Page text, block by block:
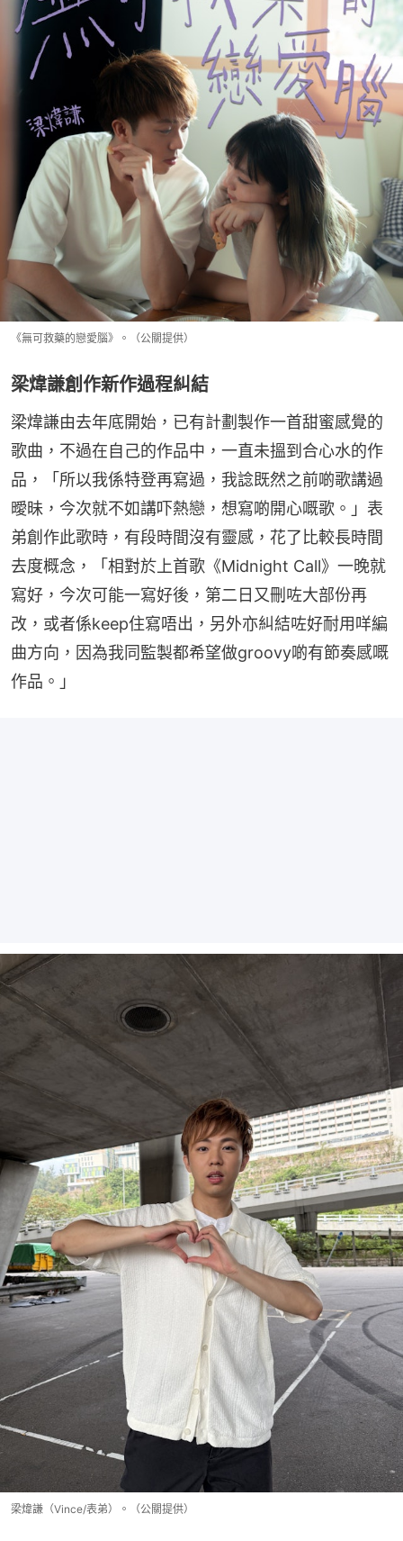
《無可救藥的戀愛腦》。（公關提供）
梁煒謙創作新作過程糾結
梁煒謙由去年底開始，已有計劃製作一首甜蜜感覺的
歌曲，不過在自己的作品中，一直未搵到合心水的作
品，「所以我係特登再寫過，我諗既然之前啲歌講過
曖昧，今次就不如講吓熱戀，想寫啲開心嘅歌。」表
弟創作此歌時，有段時間沒有靈感，花了比較長時間
去度概念，「相對於上首歌《Midnight Call》一晚就
寫好，今次可能一寫好後，第二日又刪咗大部份再
改，或者係keep住寫唔出，另外亦糾結咗好耐用咩編
曲方向，因為我同監製都希望做groovy啲有節奏感嘅
作品。」
梁煒謙（Vince/表弟）。（公關提供）